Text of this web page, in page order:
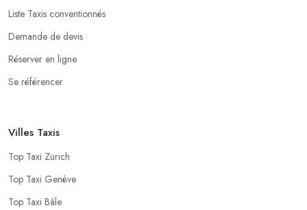
Liste Taxis conventionnés
Demande de devis
Réserver en ligne
Se référencer
Villes Taxis
Top Taxi Zurich
Top Taxi Genève
Top Taxi Bâle